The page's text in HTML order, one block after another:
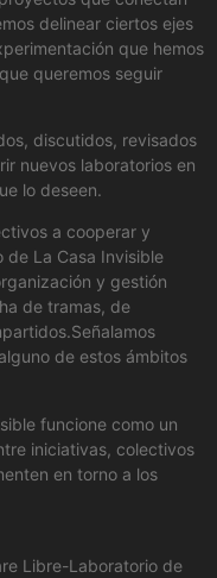
delinear ciertos ejes
que hemos
queremos seguir
discutidos, revisados
nuevos laboratorios en
lo deseen.
a cooperar y
La Casa Invisible
y gestión
de tramas, de
de estos ámbitos
funcione como un
iniciativas, colectivos
en torno a los
Libre-Laboratorio de